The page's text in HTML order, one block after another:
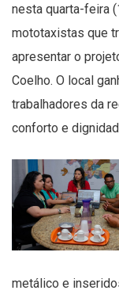
nesta quarta-feira
mototaxistas que
apresentar o
Coelho. O local
trabalhadores da
conforto e
metálico e